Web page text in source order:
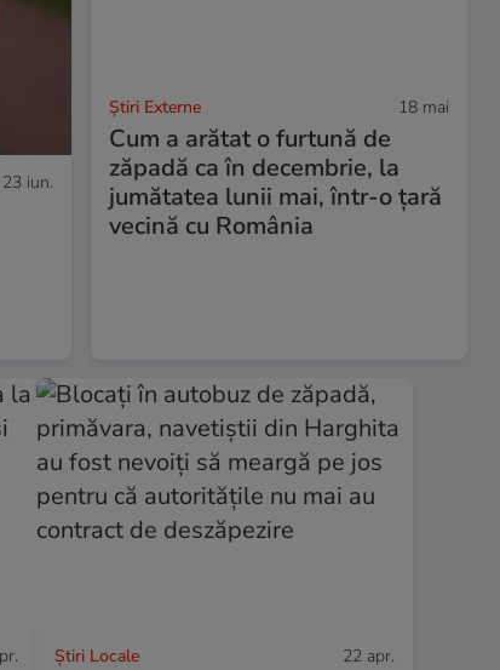
23 iun.
Știri Externe 18 mai
Cum a arătat o furtună de
zăpadă ca în decembrie, la
jumătatea lunii mai, într-o țară
vecină cu România
Știri Locale 22 apr.